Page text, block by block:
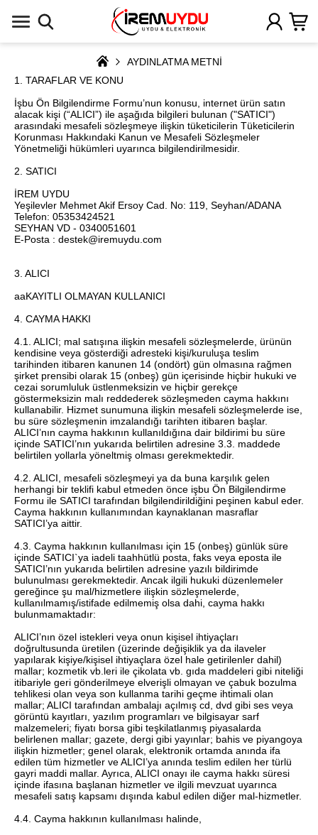
AYDINLATMA METNİ
1. TARAFLAR VE KONU
İşbu Ön Bilgilendirme Formu’nun konusu, internet ürün satın
alacak kişi (“ALICI”) ile aşağıda bilgileri bulunan ("SATICI")
arasındaki mesafeli sözleşmeye ilişkin tüketicilerin Tüketicilerin
Korunması Hakkındaki Kanun ve Mesafeli Sözleşmeler
Yönetmeliği hükümleri uyarınca bilgilendirilmesidir.
2. SATICI
İREM UYDU
Yeşilevler Mehmet Akif Ersoy Cad. No: 119, Seyhan/ADANA
Telefon: 05353424521
SEYHAN VD - 0340051601
E-Posta : destek@iremuydu.com
3. ALICI
aaKAYITLI OLMAYAN KULLANICI
4. CAYMA HAKKI
4.1. ALICI; mal satışına ilişkin mesafeli sözleşmelerde, ürünün
kendisine veya gösterdiği adresteki kişi/kuruluşa teslim
tarihinden itibaren kanunen 14 (ondört) gün olmasına rağmen
şirket prensibi olarak 15 (onbeş) gün içerisinde hiçbir hukuki ve
cezai sorumluluk üstlenmeksizin ve hiçbir gerekçe
göstermeksizin malı reddederek sözleşmeden cayma hakkını
kullanabilir. Hizmet sunumuna ilişkin mesafeli sözleşmelerde ise,
bu süre sözleşmenin imzalandığı tarihten itibaren başlar.
ALICI’nın cayma hakkının kullanıldığına dair bildirimi bu süre
içinde SATICI’nın yukarıda belirtilen adresine 3.3. maddede
belirtilen yollarla yöneltmiş olması gerekmektedir.
4.2. ALICI, mesafeli sözleşmeyi ya da buna karşılık gelen
herhangi bir teklifi kabul etmeden önce işbu Ön Bilgilendirme
Formu ile SATICI tarafından bilgilendirildiğini peşinen kabul eder.
Cayma hakkının kullanımından kaynaklanan masraflar
SATICI’ya aittir.
4.3. Cayma hakkının kullanılması için 15 (onbeş) günlük süre
içinde SATICI`ya iadeli taahhütlü posta, faks veya eposta ile
SATICI’nın yukarıda belirtilen adresine yazılı bildirimde
bulunulması gerekmektedir. Ancak ilgili hukuki düzenlemeler
gereğince şu mal/hizmetlere ilişkin sözleşmelerde,
kullanılmamış/istifade edilmemiş olsa dahi, cayma hakkı
bulunmamaktadır:
ALICI’nın özel istekleri veya onun kişisel ihtiyaçları
doğrultusunda üretilen (üzerinde değişiklik ya da ilaveler
yapılarak kişiye/kişisel ihtiyaçlara özel hale getirilenler dahil)
mallar; kozmetik vb.leri ile çikolata vb. gıda maddeleri gibi niteliği
itibariyle geri gönderilmeye elverişli olmayan ve çabuk bozulma
tehlikesi olan veya son kullanma tarihi geçme ihtimali olan
mallar; ALICI tarafından ambalajı açılmış cd, dvd gibi ses veya
görüntü kayıtları, yazılım programları ve bilgisayar sarf
malzemeleri; fiyatı borsa gibi teşkilatlanmış piyasalarda
belirlenen mallar; gazete, dergi gibi yayınlar; bahis ve piyangoya
ilişkin hizmetler; genel olarak, elektronik ortamda anında ifa
edilen tüm hizmetler ve ALICI’ya anında teslim edilen her türlü
gayri maddi mallar. Ayrıca, ALICI onayı ile cayma hakkı süresi
içinde ifasına başlanan hizmetler ve ilgili mevzuat uyarınca
mesafeli satış kapsamı dışında kabul edilen diğer mal-hizmetler.
4.4. Cayma hakkının kullanılması halinde,